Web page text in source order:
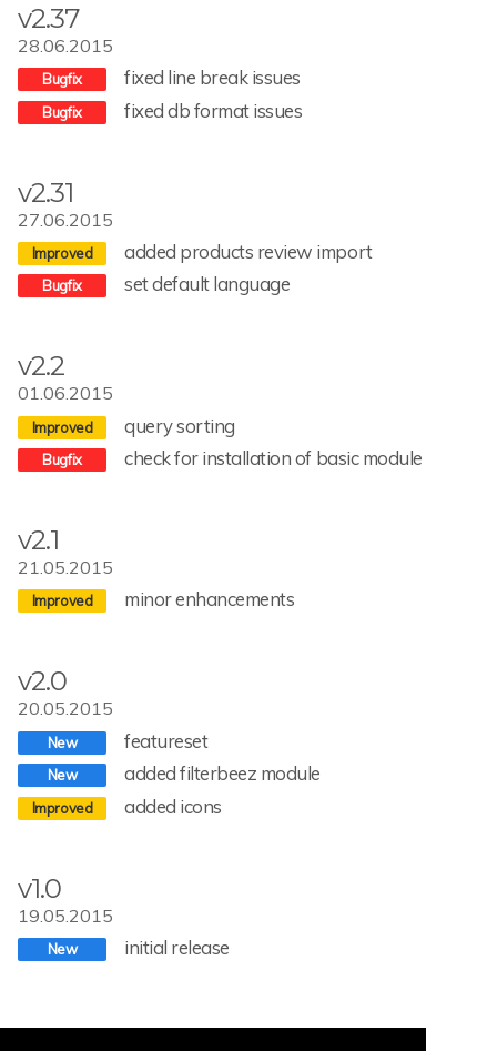
v2.37
28.06.2015
fixed line break issues
fixed db format issues
v2.31
27.06.2015
added products review import
set default language
v2.2
01.06.2015
query sorting
check for installation of basic module
v2.1
21.05.2015
minor enhancements
v2.0
20.05.2015
featureset
added filterbeez module
added icons
v1.0
19.05.2015
initial release